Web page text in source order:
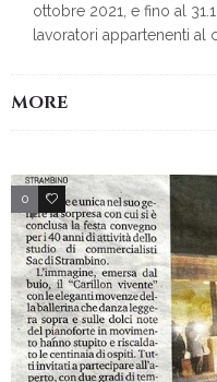
ottobre 2021, e fino al
lavoratori appartenenti
MORE
0 0